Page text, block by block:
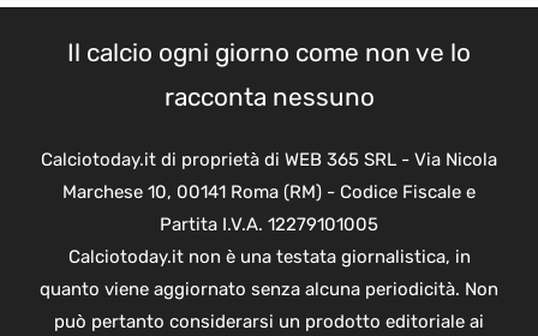
Il calcio ogni giorno come non ve lo
racconta nessuno
Calciotoday.it di proprietà di WEB 365 SRL - Via Nicola
Marchese 10, 00141 Roma (RM) - Codice Fiscale e
Partita I.V.A. 12279101005
Calciotoday.it non è una testata giornalistica, in
quanto viene aggiornato senza alcuna periodicità. Non
può pertanto considerarsi un prodotto editoriale ai